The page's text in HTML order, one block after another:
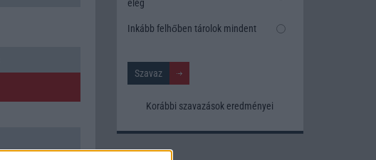
elég
Inkább felhőben tárolok mindent
Korábbi szavazások eredményei